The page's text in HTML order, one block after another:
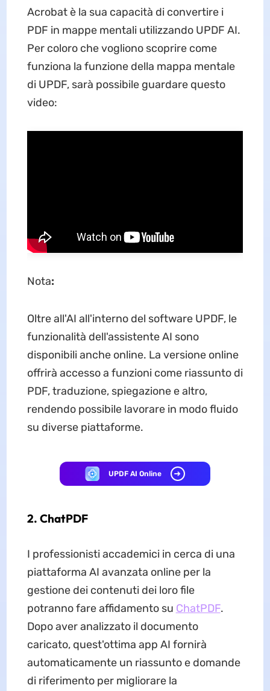
Acrobat è la sua capacità di convertire i
PDF in mappe mentali utilizzando UPDF AI.
Per coloro che vogliono scoprire come
funziona la funzione della mappa mentale
di UPDF, sarà possibile guardare questo
video:
Nota:
Oltre all'AI all'interno del software UPDF, le
funzionalità dell'assistente AI sono
disponibili anche online. La versione online
offrirà accesso a funzioni come riassunto di
PDF, traduzione, spiegazione e altro,
rendendo possibile lavorare in modo fluido
su diverse piattaforme.
UPDF AI Online
2. ChatPDF
I professionisti accademici in cerca di una
piattaforma AI avanzata online per la
gestione dei contenuti dei loro file
potranno fare affidamento su ChatPDF.
Dopo aver analizzato il documento
caricato, quest'ottima app AI fornirà
automaticamente un riassunto e domande
di riferimento per migliorare la